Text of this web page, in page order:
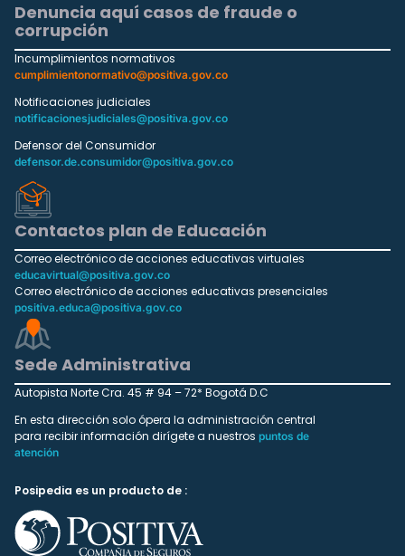
Denuncia aquí casos de fraude o
corrupción
Incumplimientos normativos
cumplimientonormativo@positiva.gov.co
Notificaciones judiciales
notificacionesjudiciales@positiva.gov.co
Defensor del Consumidor
defensor.de.consumidor@positiva.gov.co
Contactos plan de Educación
Correo electrónico de acciones educativas virtuales
educavirtual@positiva.gov.co
Correo electrónico de acciones educativas presenciales
positiva.educa@positiva.gov.co
Sede Administrativa
Autopista Norte Cra. 45 # 94 – 72* Bogotá D.C
En esta dirección solo ópera la administración central
para recibir información dirígete a nuestros puntos de
atención
Posipedia es un producto de :